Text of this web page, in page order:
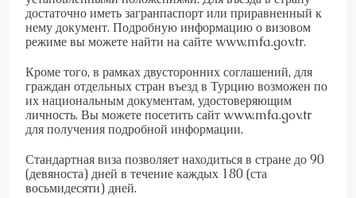
достаточно иметь загранпаспорт или приравненный к
нему документ. Подробную информацию о визовом
режиме вы можете найти на сайте www.mfa.gov.tr.
Кроме того, в рамках двусторонних соглашений, для
граждан отдельных стран въезд в Турцию возможен по
их национальным документам, удостоверяющим
личность. Вы можете посетить сайт www.mfa.gov.tr
для получения подробной информации.
Стандартная виза позволяет находиться в стране до 90
(девяноста) дней в течение каждых 180 (ста
восьмидесяти) дней.